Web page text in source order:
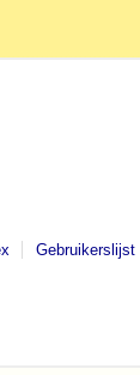
Gebruikerslijst